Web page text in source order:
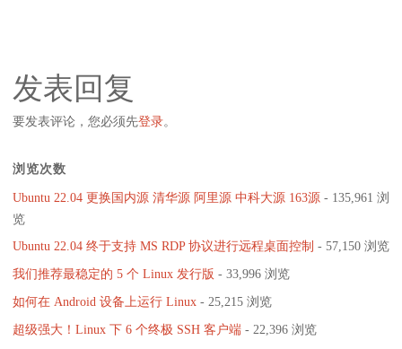
发表回复
要发表评论，您必须先登录。
浏览次数
Ubuntu 22.04 更换国内源 清华源 阿里源 中科大源 163源- 135,961 浏
览
Ubuntu 22.04 终于支持 MS RDP 协议进行远程桌面控制 - 57,150 浏览
我们推荐最稳定的 5 个 Linux 发行版 - 33,996 浏览
如何在 Android 设备上运行 Linux- 25,215 浏览
超级强大！Linux 下 6 个终极 SSH 客户端- 22,396 浏览